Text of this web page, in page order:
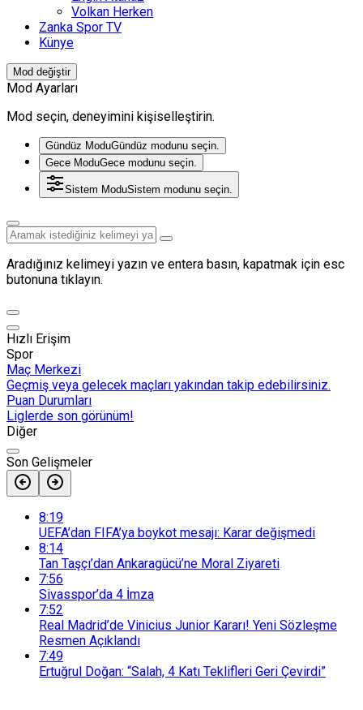
Volkan Herken
Zanka Spor TV
Künye
Mod değiştir
Mod Ayarları
Mod seçin, deneyimini kişiselleştirin.
Gündüz ModuGündüz modunu seçin.
Gece ModuGece modunu seçin.
Sistem ModuSistem modunu seçin.
Aradığınız kelimeyi yazın ve entera basın, kapatmak için esc
butonuna tıklayın.
Hızlı Erişim
Spor
Maç Merkezi
Geçmiş veya gelecek maçları yakından takip edebilirsiniz.
Puan Durumları
Liglerde son görünüm!
Diğer
Son Gelişmeler
8:19
UEFA’dan FIFA’ya boykot mesajı: Karar değişmedi
8:14
Tan Taşçı’dan Ankaragücü’ne Moral Ziyareti
7:56
Sivasspor’da 4 İmza
7:52
Real Madrid’de Vinicius Junior Kararı! Yeni Sözleşme
Resmen Açıklandı
7:49
Ertuğrul Doğan: “Salah, 4 Katı Teklifleri Geri Çevirdi”